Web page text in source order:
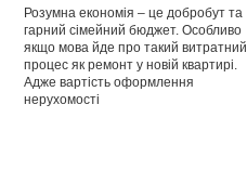
Розумна економія – це добробут та
гарний сімейний бюджет. Особливо
якщо мова йде про такий витратний
процес як ремонт у новій квартирі.
Адже вартість оформлення
нерухомості